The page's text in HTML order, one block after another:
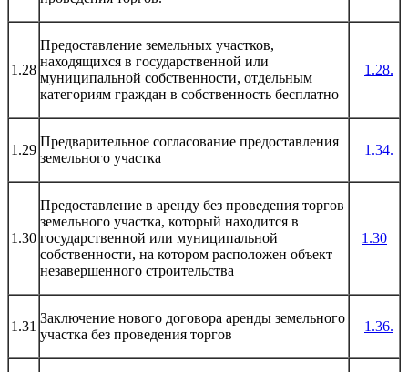
1.28
Предоставление земельных участков,
находящихся в государственной или
муниципальной собственности, отдельным
категориям граждан в собственность бесплатно
1.28.
1.29
Предварительное согласование предоставления
земельного участка
1.34.
1.30
Предоставление в аренду без проведения торгов
земельного участка, который находится в
государственной или муниципальной
собственности, на котором расположен объект
незавершенного строительства
1.30
1.31
Заключение нового договора аренды земельного
участка без проведения торгов
1.36.